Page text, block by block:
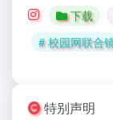
下载
# 校园网联合
特别声明